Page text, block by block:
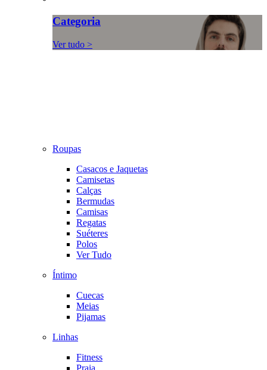
Categoria
Ver tudo >
Roupas
Casacos e Jaquetas
Camisetas
Calças
Bermudas
Camisas
Regatas
Suéteres
Polos
Ver Tudo
Íntimo
Cuecas
Meias
Pijamas
Linhas
Fitness